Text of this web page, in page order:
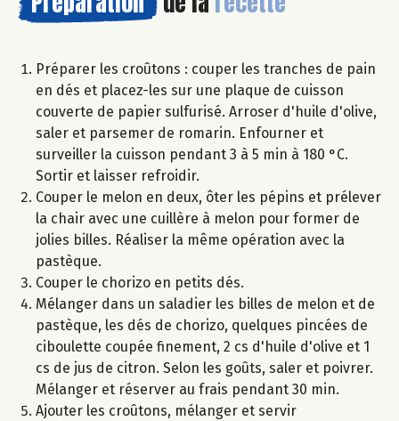
Préparer les croûtons : couper les tranches de pain
en dés et placez-les sur une plaque de cuisson
couverte de papier sulfurisé. Arroser d'huile d'olive,
saler et parsemer de romarin. Enfourner et
surveiller la cuisson pendant 3 à 5 min à 180 °C.
Sortir et laisser refroidir.
Couper le melon en deux, ôter les pépins et prélever
la chair avec une cuillère à melon pour former de
jolies billes. Réaliser la même opération avec la
pastèque.
Couper le chorizo en petits dés.
Mélanger dans un saladier les billes de melon et de
pastèque, les dés de chorizo, quelques pincées de
ciboulette coupée finement, 2 cs d'huile d'olive et 1
cs de jus de citron. Selon les goûts, saler et poivrer.
Mélanger et réserver au frais pendant 30 min.
Ajouter les croûtons, mélanger et servir